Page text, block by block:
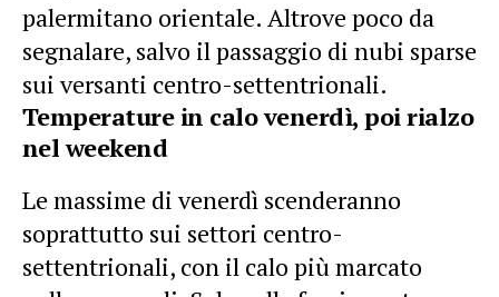
palermitano orientale. Altrove poco da
segnalare, salvo il passaggio di nubi sparse
sui versanti centro-settentrionali.
Temperature in calo venerdì, poi rialzo
nel weekend
Le massime di venerdì scenderanno
soprattutto sui settori centro-
settentrionali, con il calo più marcato